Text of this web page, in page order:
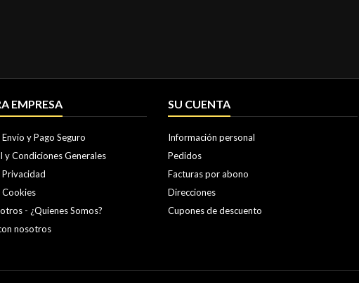
EMPRESA
y Pago Seguro
y Condiciones Generales
Cookies
- ¿Quienes Somos?
nosotros
SU CUENTA
Información personal
Pedidos
Facturas por abono
Direcciones
Cupones de descuento